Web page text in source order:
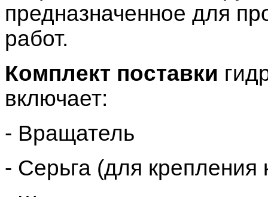
предназначенное для
работ.
Комплект поставки
включает:
- Вращатель
- Серьга (для крепления